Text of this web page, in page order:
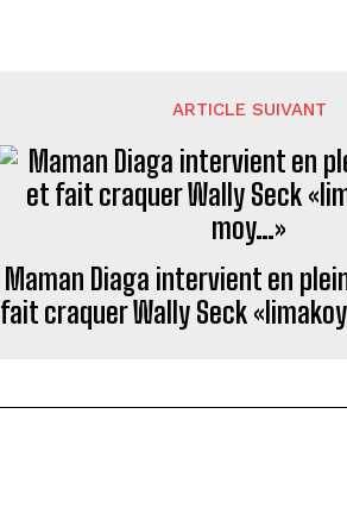
ARTICLE SUIVANT
Maman Diaga intervient en
fait craquer Wally Seck